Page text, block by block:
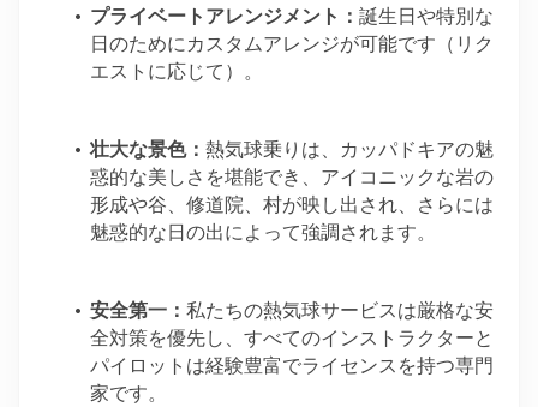
プライベートアレンジメント： 誕生日や特別な
日のためにカスタムアレンジが可能です（リク
エストに応じて）。
壮大な景色： 熱気球乗りは、カッパドキアの魅
惑的な美しさを堪能でき、アイコニックな岩の
形成や谷、修道院、村が映し出され、さらには
魅惑的な日の出によって強調されます。
安全第一： 私たちの熱気球サービスは厳格な安
全対策を優先し、すべてのインストラクターと
パイロットは経験豊富でライセンスを持つ専門
家です。